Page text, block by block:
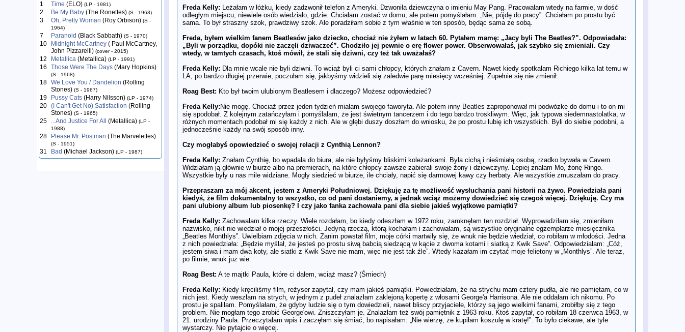
publikując „niemy” utwór
15 lis
Geniusz i kupa: Zemsta Paula
McCartneya
Beatlesach. Słynne przejście
niedostępne dla ekipy
13 lis
POKÓJ, MIŁOŚĆ I POP – Niezwykła
1970–1974
11 lis
Nowe Spojrzenie na Antologię w
magazynie Uncut: The Beatles 30
Paula McCartneya po rozpadzie
The Beatles
9 lis
Wywiad na wyłączność z Paulem
McCartneyem: „Na początku John,
7 lis
"Heaven" Jamesa McCartneya:
Niebiański hit czy piekielne
rozczarowanie?
Wings Paula McCartneya - recenzja
Telegraph
4 lis
3 lis
Niepublikowane zdjęcia Beatlesów
sprzedane na aukcji
2 lis
„Świat twierdził, że nie żyję – i pod
wieloma względami tak było”: Paul
McCartney o straconych latach po
założonej przez Beatlesów
24 paĽ Julian Lennon opowiedział o swojej
nowej EP-ce i odczuciach na temat
"kolejnego cholernego filmu o
Beatlesach"
1 Time (ELO) (LP - 1981)
2 Be My Baby (The Ronettes) (S - 1963)
3 Oh, Pretty Woman (Roy Orbison) (S -
1964)
7 Paranoid (Black Sabbath) (S - 1970)
10 Midnight McCartney ( Paul McCartney,
John Pizzarelli) (cover - 2015)
12 Metallica (Metallica) (LP - 1991)
16 Those Were The Days (Mary Hopkins)
(S - 1968)
18 We Love You / Dandelion (Rolling
Stones) (S - 1967)
19 Pussy Cats (Harry Nilsson) (LP - 1974)
20 (I Can't Get No) Satisfaction (Rolling
Stones) (S - 1965)
25 ...And Justice For All (Metallica) (LP -
1988)
28 Please Mr. Postman (The Marvelettes)
(S - 1951)
31 Bad (Michael Jackson) (LP - 1987)
Freda Kelly: Leżałam w łóżku, kiedy zadzwonił telefon z Ameryki. Dzwoniła dziewczyna o imieniu May Pang. Pracowałam wtedy na farmie, w dość
odległym miejscu, niewiele osób wiedziało, gdzie. Chciałam zostać w domu, ale potem pomyślałam: „Nie, pójdę do pracy”. Chciałam po prostu być
sama. To był straszny szok, prawdziwy szok. Ale poradziłam sobie z tym właśnie w ten sposób, będąc sama ze sobą.
Freda, byłem wielkim fanem Beatlesów jako dziecko, chociaż nie żyłem w latach 60. Pytałem mamę: „Jacy byli The Beatles?”. Odpowiadała:
„Byli w porządku, dopóki nie zaczęli dziwaczeć”. Chodziło jej pewnie o erę flower power. Obserwowałaś, jak szybko się zmieniali. Czy
wtedy, w tamtych czasach, ktoś mówił, że stali się dziwni, czy też tak uważałaś?
Freda Kelly: Dla mnie wcale nie byli dziwni. To wciąż byli ci sami chłopcy, których znałam z Cavern. Nawet kiedy spotkałam Richiego kilka lat temu w
LA, po bardzo długiej przerwie, poczułam się, jakbyśmy widzieli się zaledwie parę miesięcy wcześniej. Zupełnie się nie zmienił.
Roag Best: Kto był twoim ulubionym Beatlesem i dlaczego? Możesz odpowiedzieć?
Freda Kelly:Nie mogę. Chociaż przez jeden tydzień miałam swojego faworyta. Ale potem inny Beatles zaproponował mi podwózkę do domu i to on mi
się spodobał. Z kolejnym zatańczyłam i pomyślałam, że jest świetnym tancerzem i do tego bardzo troskliwym. Więc, jak typowa siedemnastolatka, w
różnych momentach podobał mi się każdy z nich. Ale w głębi duszy doszłam do wniosku, że po prostu lubię ich wszystkich. Byli do siebie podobni, a
jednocześnie każdy na swój sposób inny.
Czy mogłabyś opowiedzieć o swojej relacji z Cynthią Lennon?
Freda Kelly: Znałam Cynthię, bo wpadała do biura, ale nie byłyśmy bliskimi koleżankami. Była cichą i nieśmiałą osobą, rzadko bywała w Cavern.
Widziałam ją głównie w biurze albo na premierach, na które chłopcy zawsze zabierali swoje żony i dziewczyny. Lepiej znałam Mo, żonę Ringo.
Wszystkie były u nas mile widziane. Mogły siedzieć w biurze, ile chciały, napić się darmowej kawy czy herbaty. Ale wszystkie zmuszałam do pracy.
Przepraszam za mój akcent, jestem z Ameryki Południowej. Dziękuję za tę możliwość wysłuchania pani historii na żywo. Powiedziała pani
kiedyś, że film dokumentalny to wszystko, co od pani dostaniemy, a jednak wciąż możemy dowiedzieć się czegoś więcej. Dziękuję. Czy ma
pani ulubiony album lub piosenkę? I czy jako fanka zachowała pani dla siebie jakieś wyjątkowe pamiątki?
Freda Kelly: Zachowałam kilka rzeczy. Wiele rozdałam, bo kiedy odeszłam w 1972 roku, zamknęłam ten rozdział. Wyprowadziłam się, zmieniłam
nazwisko, nikt nie wiedział o mojej przeszłości. Jedyną rzeczą, którą kochałam i zachowałam, są wszystkie oryginalne egzemplarze miesięcznika
„Beatles Monthlys”. Uwielbiam zdjęcia w nich. Zanim powstał film, moje córki martwiły się, że wnuk nie będzie wiedział, co robiłam w młodości. Jedna
z nich powiedziała: „Będzie myślał, że jesteś po prostu siwą babcią siedzącą w kącie z dwoma kotami i siatką z Kwik Save”. Odpowiedziałam: „Cóż,
jestem siwa i mam dwa koty, ale siatki z Kwik Save nie mam, więc nie jest tak źle”. Wtedy kazałam im czytać moje felietony w „Monthlys”. Ale teraz,
po filmie, wnuk już wie.
Roag Best: A te majtki Paula, które ci dałem, wciąż masz? (Śmiech)
Freda Kelly: Kiedy kręciliśmy film, reżyser zapytał, czy mam jakieś pamiątki. Powiedziałam, że na strychu mam cztery pudła, ale nie pamiętam, co w
nich jest. Kiedy weszłam na strych, w jednym z pudeł znalazłam zaklejoną kopertę z włosami George'a Harrisona. Ale nie oddałam ich nikomu. Po
prostu je spaliłam. Pomyślałam, że gdyby ludzie się o tym dowiedzieli, nawet bliscy przyjaciele, którzy są jego wielkimi fanami, zrobiłby się z tego
problem. Nie mogłam tego zrobić George'owi. Zniszczyłam je. Znalazłam też swój pamiętnik z 1963 roku. Ktoś zapytał, co robiłam 18 czerwca 1963, w
21. urodziny Paula. Przeczytałam wpis i zaczęłam się śmiać, bo napisałam: „Nie wierzę, że kupiłam koszulę w kratę!”. To było ciekawe, ale tyle
wystarczy. Nie pytajcie o więcej.